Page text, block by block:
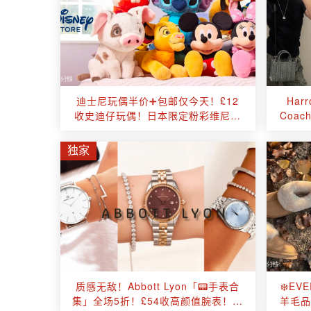
迪士尼玩偶半价➕包邮仅今天！£12
收史迪仔玩偶！日本限定粉彩维尼上
独家
质感无敌！Abbott Lyon「📟手表合
集」全场5折！£54收高颜值腕表！😵
羊毛